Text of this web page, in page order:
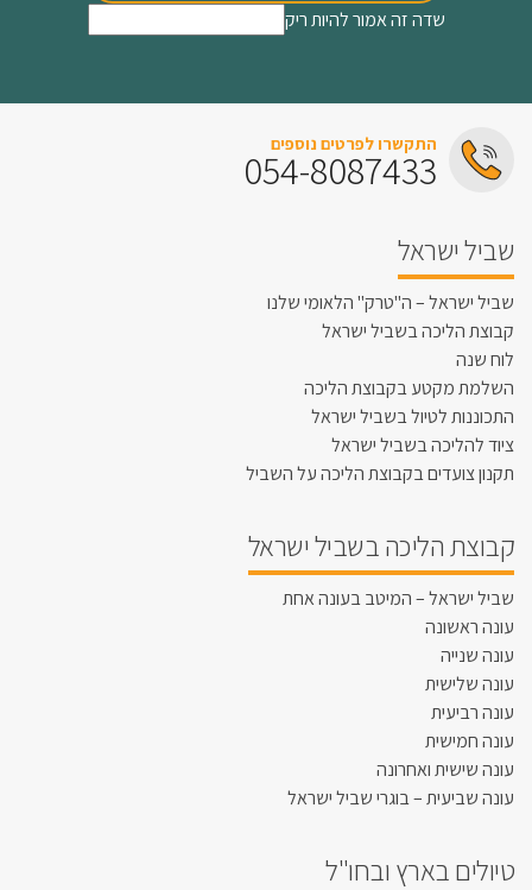
שדה זה אמור להיות ריק
התקשרו לפרטים נוספים
054-8087433
שביל ישראל
שביל ישראל – ה"טרק" הלאומי שלנו
קבוצת הליכה בשביל ישראל
לוח שנה
השלמת מקטע בקבוצת הליכה
התכוננות לטיול בשביל ישראל
ציוד להליכה בשביל ישראל
תקנון צועדים בקבוצת הליכה על השביל
קבוצת הליכה בשביל ישראל
שביל ישראל – המיטב בעונה אחת
עונה ראשונה
עונה שנייה
עונה שלישית
עונה רביעית
עונה חמישית
עונה שישית ואחרונה
עונה שביעית – בוגרי שביל ישראל
טיולים בארץ ובחו"ל